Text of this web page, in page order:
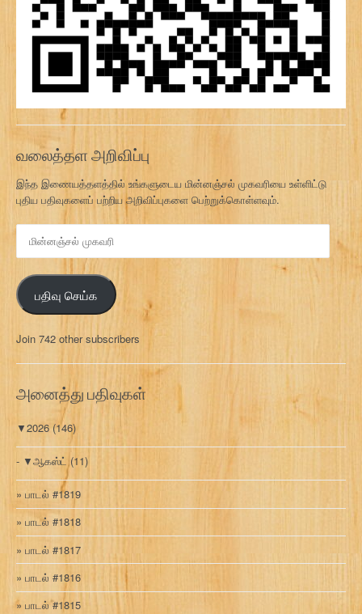
வலைத்தள அறிவிப்பு
இந்த இணையத்தளத்தில் உங்களுடைய மின்னஞ்சல் முகவரியை உள்ளிட்டு
புதிய பதிவுகளைப் பற்றிய அறிவிப்புகளை பெற்றுக்கொள்ளவும்.
மி
ன
ஞ்
ச
ல்
க
வ
பதிவு செய்க
Join 742 other subscribers
அனைத்து பதிவுகள்
▼2026 (146)
▼ஆகஸ்ட் (11)
பாடல் #1819
பாடல் #1818
பாடல் #1817
பாடல் #1816
பாடல் #1815